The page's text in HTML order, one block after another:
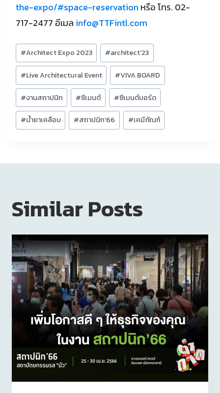
the-expo/#space-reservation หรือ โทร. 02-
717-2477 อีเมล info@TTFintl.com
Post
Tags:
#Architect Expo 2023 #architect'23
#Live Architectural Event #VIVA BOARD
#งานสถาปนิก #ซีเมนต์ #ซีเมนต์บอร์ด
#น้ำยาเคลือบ #สถาปนิก'66 #เคมีภัณฑ์
Similar Posts